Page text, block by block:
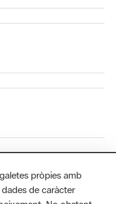
pròpies amb
de caràcter